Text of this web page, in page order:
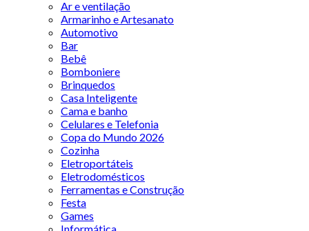
Ar e ventilação
Armarinho e Artesanato
Automotivo
Bar
Bebê
Bomboniere
Brinquedos
Casa Inteligente
Cama e banho
Celulares e Telefonia
Copa do Mundo 2026
Cozinha
Eletroportáteis
Eletrodomésticos
Ferramentas e Construção
Festa
Games